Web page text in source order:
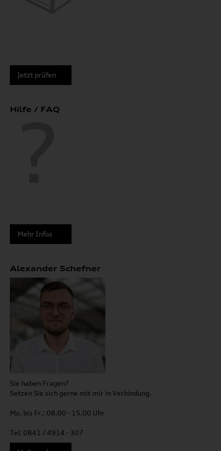
Jetzt prüfen
Hilfe / FAQ
Mehr Infos
Alexander Schefner
Sie haben Fragen?
Setzen Sie sich gerne mit mir in Verbindung.
Mo. bis Fr.: 08.00 - 15.00 Uhr
Tel: 0841 / 4914 - 307